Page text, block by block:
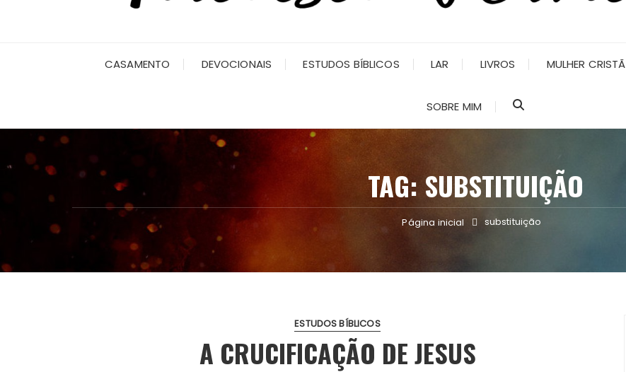
CASAMENTO DEVOCIONAIS ESTUDOS BÍBLICOS LAR LIVROS MULHER CRISTÃ
SOBRE MIM
TAG: SUBSTITUIÇÃO
Página inicial substituição
ESTUDOS BÍBLICOS
A CRUCIFICAÇÃO DE JESUS